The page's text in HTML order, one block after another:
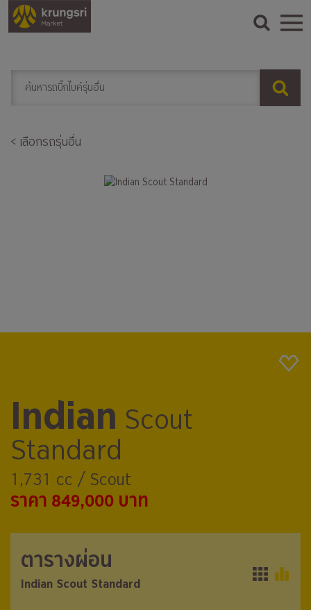
< เลือกรถรุ่นอื่น
Indian Scout
Standard
1,731 cc / Scout
ราคา 849,000 บาท
ตารางผ่อน
Indian Scout Standard
ตารางผ่อน
Indian Scout Standard